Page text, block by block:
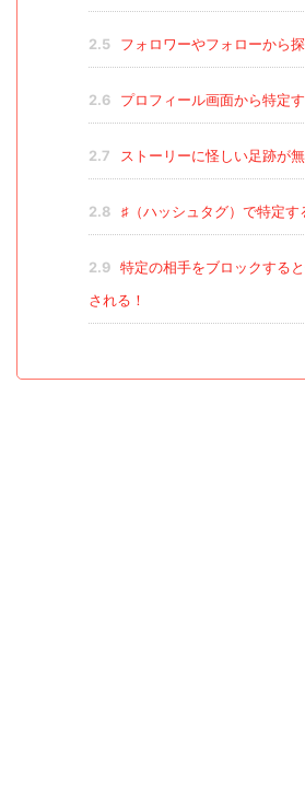
2.5 フォロワーやフォローから
2.6 プロフィール画面から特定
2.7 ストーリーに怪しい足跡が
2.8 ♯（ハッシュタグ）で特定す
2.9
特定の相手をブロックする
される！